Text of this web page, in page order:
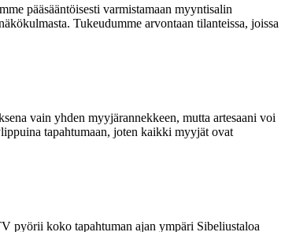
pääsääntöisesti varmistamaan myyntisalin
Tukeudumme arvontaan tilanteissa, joissa
vain yhden myyjärannekkeen, mutta artesaani voi
tapahtumaan, joten kaikki myyjät ovat
pyörii koko tapahtuman ajan ympäri Sibeliustaloa